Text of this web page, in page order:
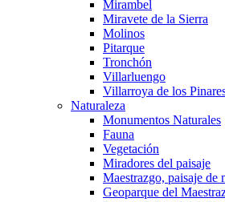
Mirambel
Miravete de la Sierra
Molinos
Pitarque
Tronchón
Villarluengo
Villarroya de los
Naturaleza
Monumentos Naturales
Fauna
Vegetación
Miradores del paisaje
Maestrazgo, paisaje de
Geoparque del